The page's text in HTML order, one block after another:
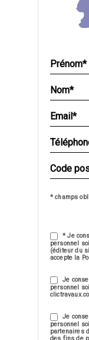
* champs
* Je
personnel
(éditeur du
accepte la
Je
personnel
Je
personnel
partenaires